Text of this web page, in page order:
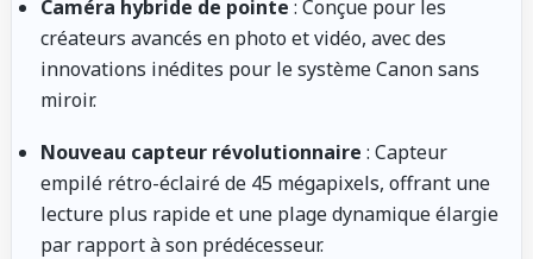
Caméra hybride de pointe : Conçue pour les
créateurs avancés en photo et vidéo, avec des
innovations inédites pour le système Canon sans
miroir.
Nouveau capteur révolutionnaire : Capteur
empilé rétro-éclairé de 45 mégapixels, offrant une
lecture plus rapide et une plage dynamique élargie
par rapport à son prédécesseur.